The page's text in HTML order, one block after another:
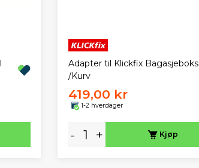
Adapter til Klickfix Bagasjeboks
/Kurv
419,00 kr
1-2 hverdager
- + Kjøp